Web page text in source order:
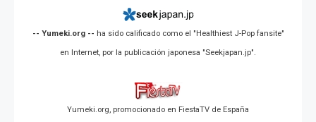
-- Yumeki.org -- ha sido calificado como el "Healthiest J-Pop fansite"
en Internet, por la publicación japonesa "Seekjapan.jp".
Yumeki.org, promocionado en FiestaTV de España